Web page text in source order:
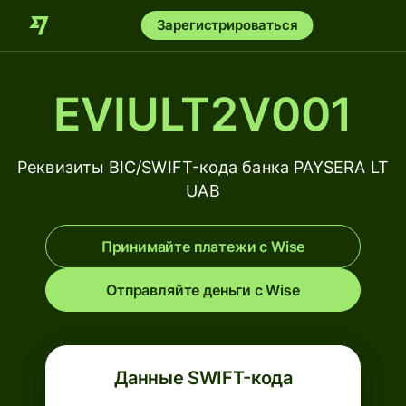
Зарегистрироваться
EVIULT2V001
Реквизиты BIC/SWIFT-кода банка PAYSERA LT
UAB
Принимайте платежи с Wise
Отправляйте деньги с Wise
Данные SWIFT-кода